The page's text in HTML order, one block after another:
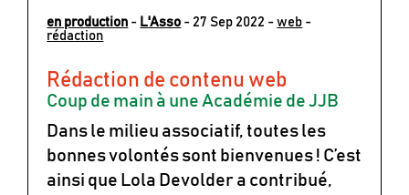
en production - L'Asso - 27 Sep 2022 -web -
rédaction
Rédaction de contenu web
Coup de main à une Académie de JJB
Dans le milieu associatif, toutes les
bonnes volontés sont bienvenues ! C’est
ainsi que Lola Devolder a contribué,